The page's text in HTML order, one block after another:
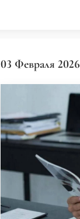
03 Февраля 2026